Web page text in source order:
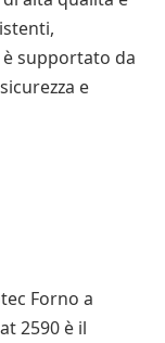
supportato da
e
Forno a
2590 è il